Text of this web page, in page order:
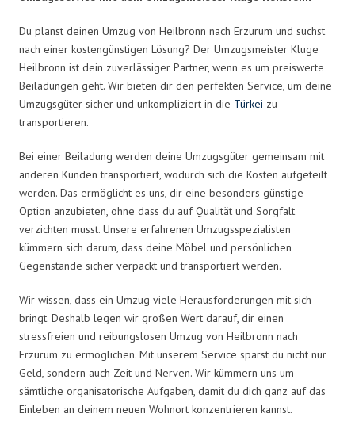
Du planst deinen Umzug von Heilbronn nach Erzurum und suchst
nach einer kostengünstigen Lösung? Der Umzugsmeister Kluge
Heilbronn ist dein zuverlässiger Partner, wenn es um preiswerte
Beiladungen geht. Wir bieten dir den perfekten Service, um deine
Umzugsgüter sicher und unkompliziert in die Türkei zu
transportieren.
Bei einer Beiladung werden deine Umzugsgüter gemeinsam mit
anderen Kunden transportiert, wodurch sich die Kosten aufgeteilt
werden. Das ermöglicht es uns, dir eine besonders günstige
Option anzubieten, ohne dass du auf Qualität und Sorgfalt
verzichten musst. Unsere erfahrenen Umzugsspezialisten
kümmern sich darum, dass deine Möbel und persönlichen
Gegenstände sicher verpackt und transportiert werden.
Wir wissen, dass ein Umzug viele Herausforderungen mit sich
bringt. Deshalb legen wir großen Wert darauf, dir einen
stressfreien und reibungslosen Umzug von Heilbronn nach
Erzurum zu ermöglichen. Mit unserem Service sparst du nicht nur
Geld, sondern auch Zeit und Nerven. Wir kümmern uns um
sämtliche organisatorische Aufgaben, damit du dich ganz auf das
Einleben an deinem neuen Wohnort konzentrieren kannst.